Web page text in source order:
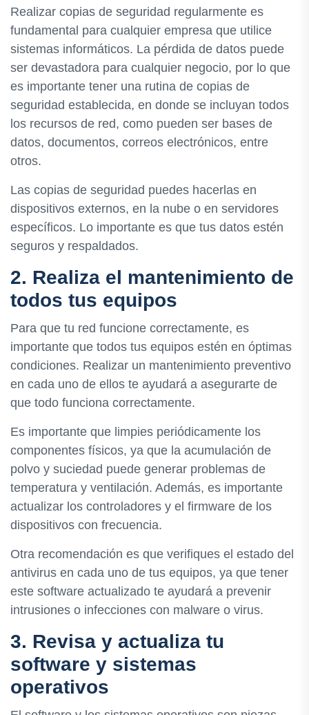
Realizar copias de seguridad regularmente es
fundamental para cualquier empresa que utilice
sistemas informáticos. La pérdida de datos puede
ser devastadora para cualquier negocio, por lo que
es importante tener una rutina de copias de
seguridad establecida, en donde se incluyan todos
los recursos de red, como pueden ser bases de
datos, documentos, correos electrónicos, entre
otros.
Las copias de seguridad puedes hacerlas en
dispositivos externos, en la nube o en servidores
específicos. Lo importante es que tus datos estén
seguros y respaldados.
2. Realiza el mantenimiento de
todos tus equipos
Para que tu red funcione correctamente, es
importante que todos tus equipos estén en óptimas
condiciones. Realizar un mantenimiento preventivo
en cada uno de ellos te ayudará a asegurarte de
que todo funciona correctamente.
Es importante que limpies periódicamente los
componentes físicos, ya que la acumulación de
polvo y suciedad puede generar problemas de
temperatura y ventilación. Además, es importante
actualizar los controladores y el firmware de los
dispositivos con frecuencia.
Otra recomendación es que verifiques el estado del
antivirus en cada uno de tus equipos, ya que tener
este software actualizado te ayudará a prevenir
intrusiones o infecciones con malware o virus.
3. Revisa y actualiza tu
software y sistemas
operativos